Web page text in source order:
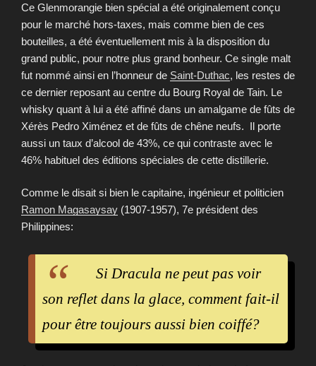
Ce Glenmorangie bien spécial a été originalement conçu
pour le marché hors-taxes, mais comme bien de ces
bouteilles, a été éventuellement mis à la disposition du
grand public, pour notre plus grand bonheur. Ce single malt
fut nommé ainsi en l’honneur de Saint-Duthac, les restes de
ce dernier reposant au centre du Bourg Royal de Tain. Le
whisky quant à lui a été affiné dans un amalgame de fûts de
Xérès Pedro Ximénez et de fûts de chêne neufs. Il porte
aussi un taux d’alcool de 43%, ce qui contraste avec le
46% habituel des éditions spéciales de cette distillerie.
Comme le disait si bien le capitaine, ingénieur et politicien
Ramon Magasaysay (1907-1957), 7e président des
Philippines:
Si Dracula ne peut pas voir
son reflet dans la glace, comment fait-il
pour être toujours aussi bien coiffé?